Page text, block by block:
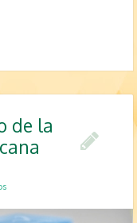
de la